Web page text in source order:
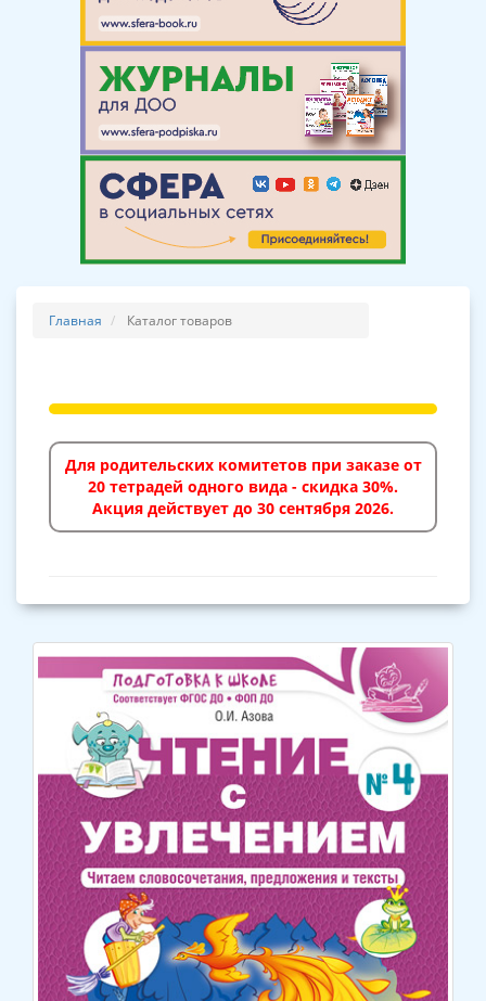
Главная Каталог товаров
Для родительских комитетов при заказе от
20 тетрадей одного вида - скидка 30%.
Акция действует до 30 сентября 2026.